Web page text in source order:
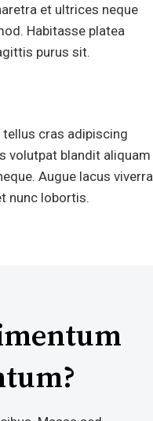
et ultrices neque
Habitasse platea
purus sit.
cras adipiscing
volutpat blandit aliquam
Augue lacus viverra
nunc lobortis.